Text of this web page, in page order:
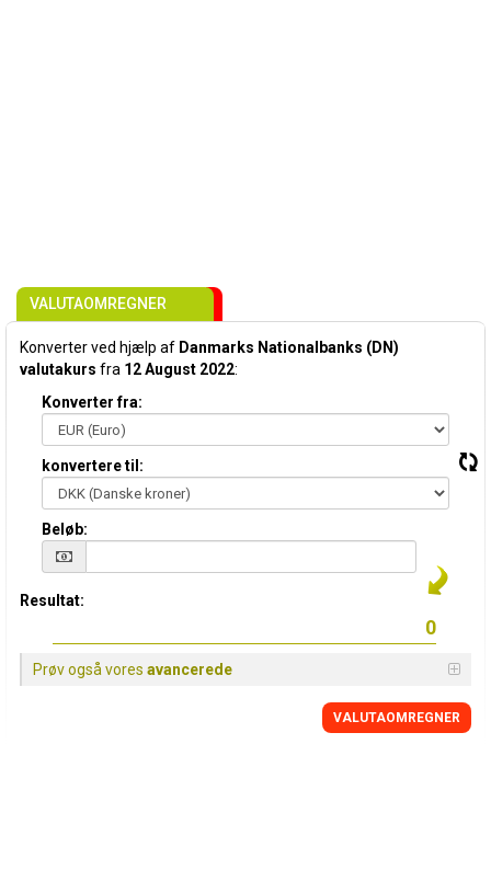
VALUTAOMREGNER
Konverter ved hjælp af Danmarks Nationalbanks (DN)
valutakurs fra 12 August 2022:
Konverter fra:
konvertere til:
Beløb:
Resultat:
Prøv også vores avancerede
VALUTAOMREGNER